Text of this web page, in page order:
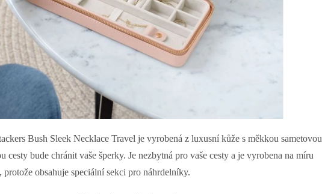
Bush Sleek Necklace Travel je vyrobená z luxusní kůže s měkkou sametovou
cesty bude chránit vaše šperky. Je nezbytná pro vaše cesty a je vyrobena na míru
obsahuje speciální sekci pro náhrdelníky.